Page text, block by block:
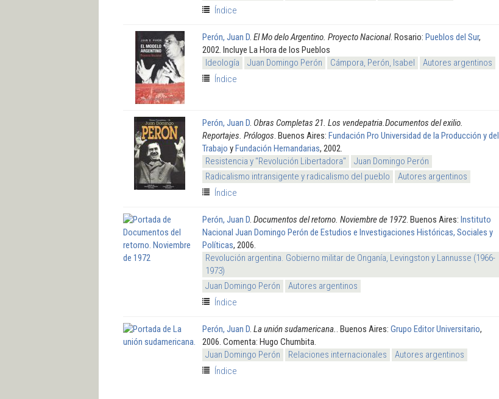
Índice
Perón, Juan D. El Mo delo Argentino. Proyecto Nacional. Rosario: Pueblos del Sur,
2002. Incluye La Hora de los Pueblos
Ideología
Juan Domingo Perón Cámpora, Perón, Isabel
Autores argentinos
Índice
Perón, Juan D. Obras Completas 21. Los vendepatria.Documentos del exilio.
Reportajes. Prólogos. Buenos Aires: Fundación Pro Universidad de la Producción y del
Trabajo yFundación Hernandarias, 2002.
Resistencia y "Revolución Libertadora"
Juan Domingo Perón
Radicalismo intransigente y radicalismo del pueblo
Autores argentinos
Índice
Perón, Juan D. Documentos del retorno. Noviembre de 1972. Buenos Aires: Instituto
Nacional Juan Domingo Perón de Estudios e Investigaciones Históricas, Sociales y
Políticas, 2006.
Revolución argentina. Gobierno militar de Onganía, Levingston y Lannusse (1966-
1973)
Juan Domingo Perón
Autores argentinos
Índice
Perón, Juan D. La unión sudamericana.. Buenos Aires: Grupo Editor Universitario,
2006. Comenta: Hugo Chumbita.
Juan Domingo Perón
Relaciones internacionales
Autores argentinos
Índice